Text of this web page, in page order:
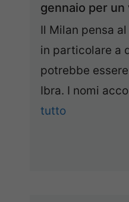
gennaio per
Il Milan pensa
in particolare a
potrebbe
Ibra. I nomi
tutto